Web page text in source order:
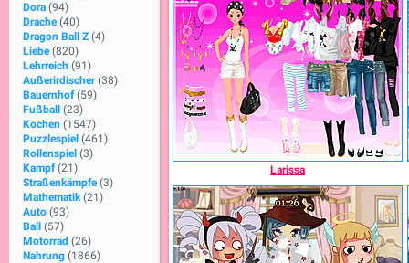
Dora (94)
Drache (40)
Dragon Ball Z (4)
Liebe (820)
Lehrreich (91)
Außerirdischer (38)
Bauernhof (59)
Fußball
(23)
Kochen (1547)
Puzzlespiel (461)
Rollenspiel (3)
Kampf (21)
Straßenkämpfe (3)
Mathematik (21)
Auto (93)
Ball
(57)
Motorrad (26)
Nahrung (1866)
Larissa